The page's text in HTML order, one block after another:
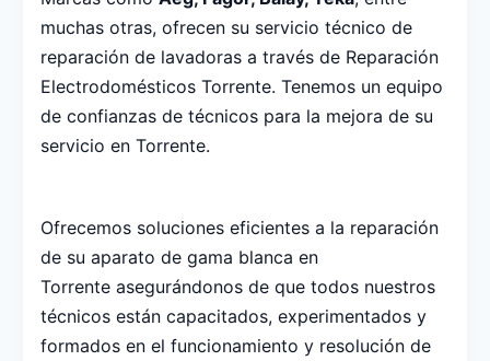
muchas otras, ofrecen su servicio técnico de
reparación de lavadoras a través de Reparación
Electrodomésticos Torrente. Tenemos un equipo
de confianzas de técnicos para la mejora de su
servicio en Torrente.
Ofrecemos soluciones eficientes a la reparación
de su aparato de gama blanca en
Torrente asegurándonos de que todos nuestros
técnicos están capacitados, experimentados y
formados en el funcionamiento y resolución de